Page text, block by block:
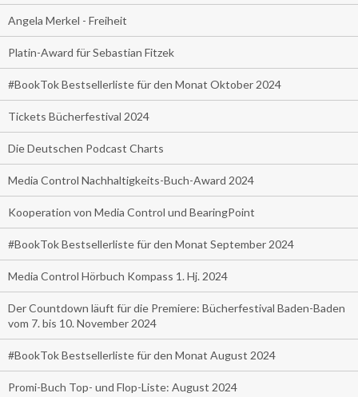
Angela Merkel - Freiheit
Platin-Award für Sebastian Fitzek
#BookTok Bestsellerliste für den Monat Oktober 2024
Tickets Bücherfestival 2024
Die Deutschen Podcast Charts
Media Control Nachhaltigkeits-Buch-Award 2024
Kooperation von Media Control und BearingPoint
#BookTok Bestsellerliste für den Monat September 2024
Media Control Hörbuch Kompass 1. Hj. 2024
Der Countdown läuft für die Premiere: Bücherfestival Baden-Baden
vom 7. bis 10. November 2024
#BookTok Bestsellerliste für den Monat August 2024
Promi-Buch Top- und Flop-Liste: August 2024